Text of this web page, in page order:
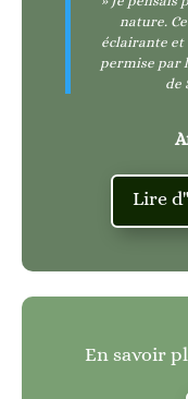
nature.
éclairante
permise par
de
Lire
En savoir